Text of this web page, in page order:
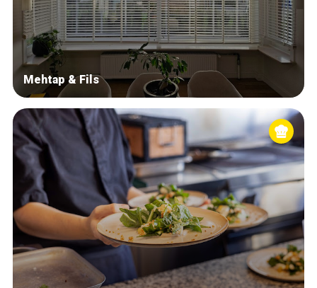
Mehtap & Fils